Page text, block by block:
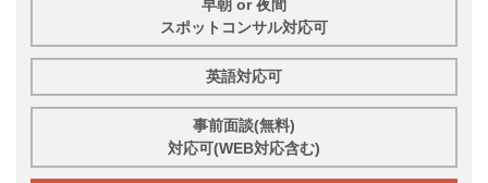
早朝 or 夜間
スポットコンサル対応可
英語対応可
事前面談(無料)
対応可(WEB対応含む)